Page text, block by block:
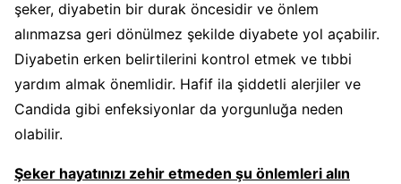
şeker, diyabetin bir durak öncesidir ve önlem
alınmazsa geri dönülmez şekilde diyabete yol açabilir.
Diyabetin erken belirtilerini kontrol etmek ve tıbbi
yardım almak önemlidir. Hafif ila şiddetli alerjiler ve
Candida gibi enfeksiyonlar da yorgunluğa neden
olabilir.
Şeker hayatınızı zehir etmeden şu önlemleri alın